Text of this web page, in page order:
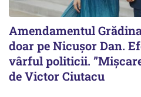
Amendamentul
doar pe Nicușor Dan.
vârful politicii.
de Victor Ciutacu